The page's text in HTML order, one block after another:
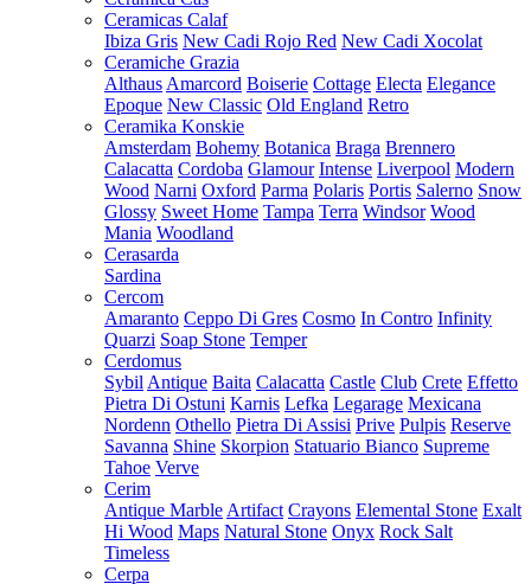
Ceramicas Calaf
Ibiza Gris New Cadi Rojo Red New Cadi Xocolat
Ceramiche Grazia
Althaus Amarcord Boiserie Cottage Electa Elegance
Epoque New Classic Old England Retro
Ceramika Konskie
Amsterdam Bohemy Botanica Braga Brennero
Calacatta Cordoba Glamour Intense Liverpool Modern
Wood Narni Oxford Parma Polaris Portis Salerno Snow
Glossy Sweet Home Tampa Terra Windsor Wood
Mania Woodland
Cerasarda
Sardina
Cercom
Amaranto Ceppo Di Gres Cosmo In Contro Infinity
Quarzi Soap Stone Temper
Cerdomus
Sybil Antique Baita Calacatta Castle Club Crete Effetto
Pietra Di Ostuni Karnis Lefka Legarage Mexicana
Nordenn Othello Pietra Di Assisi Prive Pulpis Reserve
Savanna Shine Skorpion Statuario Bianco Supreme
Tahoe Verve
Cerim
Antique Marble Artifact Crayons Elemental Stone Exalt
Hi Wood Maps Natural Stone Onyx Rock Salt
Timeless
Cerpa